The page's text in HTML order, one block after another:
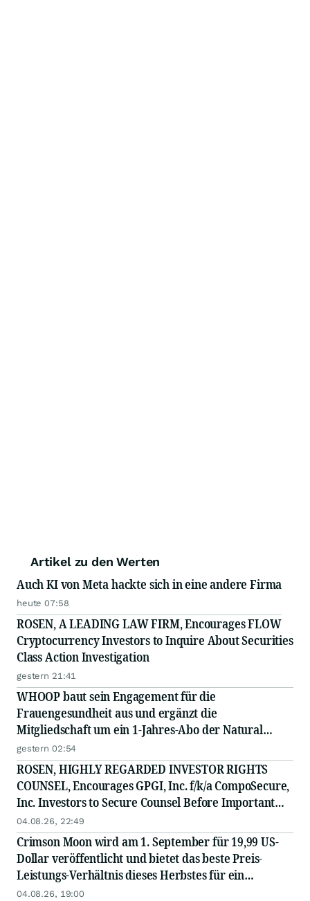
Artikel zu den Werten
Auch KI von Meta hackte sich in eine andere Firma
heute 07:58
ROSEN, A LEADING LAW FIRM, Encourages FLOW
Cryptocurrency Investors to Inquire About Securities
Class Action Investigation
gestern 21:41
WHOOP baut sein Engagement für die
Frauengesundheit aus und ergänzt die
Mitgliedschaft um ein 1-Jahres-Abo der Natural
Cycles°-App
gestern 02:54
ROSEN, HIGHLY REGARDED INVESTOR RIGHTS
COUNSEL, Encourages GPGI, Inc. f/k/a CompoSecure,
Inc. Investors to Secure Counsel Before Important
Deadline in Securities Class Action - GPGI, CMPO
04.08.26, 22:49
Crimson Moon wird am 1. September für 19,99 US-
Dollar veröffentlicht und bietet das beste Preis-
Leistungs-Verhältnis dieses Herbstes für ein
höllisches Action-RPG - allein oder zu zweit
04.08.26, 19:00